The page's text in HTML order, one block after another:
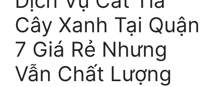
Cây Xanh Tại Quận
7 Giá Rẻ Nhưng
Vẫn Chất Lượng